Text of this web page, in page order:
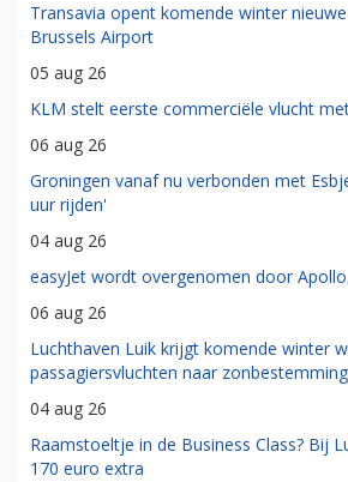
Transavia opent komende winter
Brussels Airport
05 aug 26
KLM stelt eerste commerciële vlucht
06 aug 26
Groningen vanaf nu verbonden met
uur rijden'
04 aug 26
easyJet wordt overgenomen door
06 aug 26
Luchthaven Luik krijgt komende winter
passagiersvluchten naar
04 aug 26
Raamstoeltje in de Business Class? Bij
170 euro extra